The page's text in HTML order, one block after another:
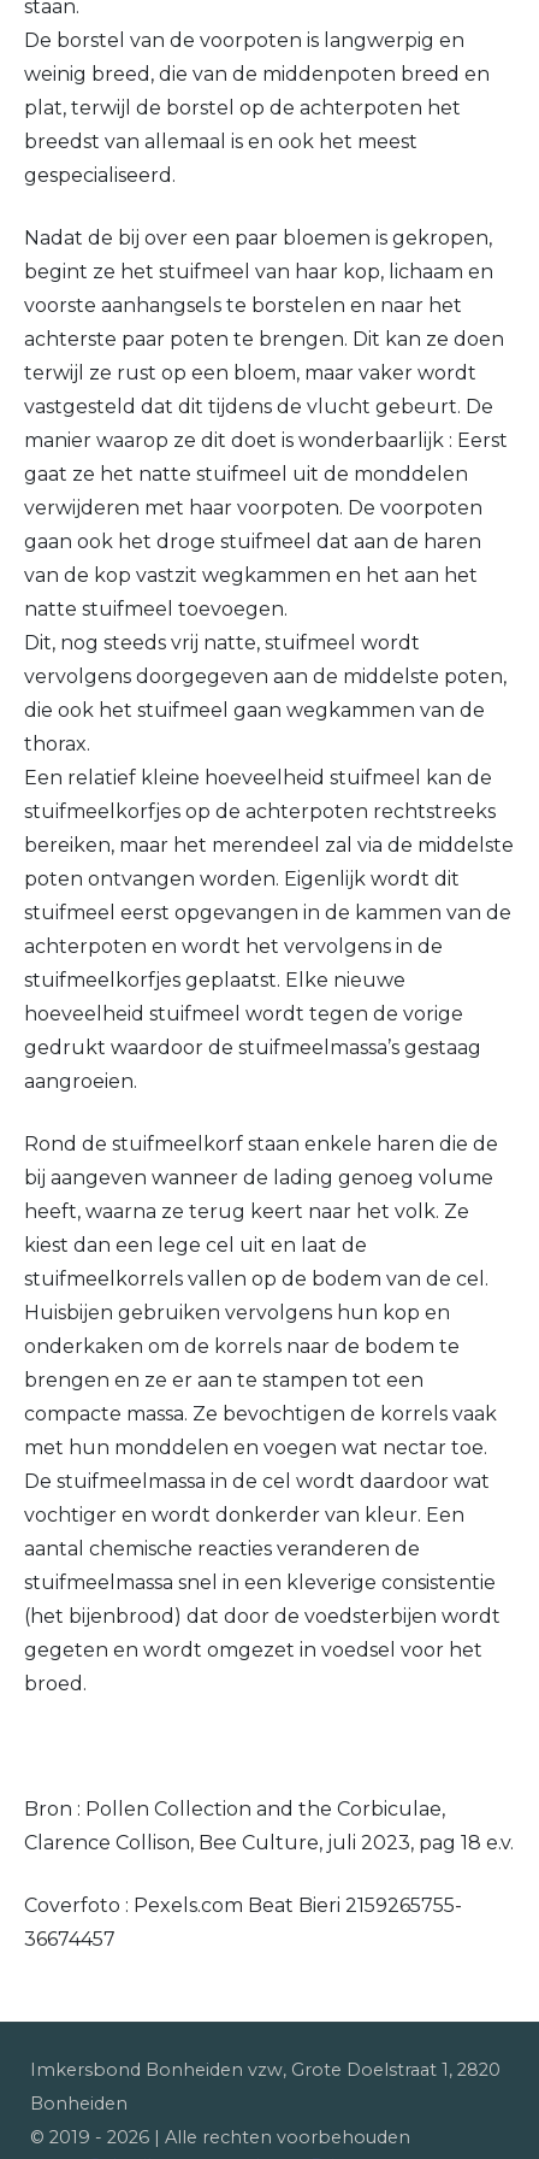
staan.
De borstel van de voorpoten is langwerpig en
weinig breed, die van de middenpoten breed en
plat, terwijl de borstel op de achterpoten het
breedst van allemaal is en ook het meest
gespecialiseerd.
Nadat de bij over een paar bloemen is gekropen,
begint ze het stuifmeel van haar kop, lichaam en
voorste aanhangsels te borstelen en naar het
achterste paar poten te brengen. Dit kan ze doen
terwijl ze rust op een bloem, maar vaker wordt
vastgesteld dat dit tijdens de vlucht gebeurt. De
manier waarop ze dit doet is wonderbaarlijk : Eerst
gaat ze het natte stuifmeel uit de monddelen
verwijderen met haar voorpoten. De voorpoten
gaan ook het droge stuifmeel dat aan de haren
van de kop vastzit wegkammen en het aan het
natte stuifmeel toevoegen.
Dit, nog steeds vrij natte, stuifmeel wordt
vervolgens doorgegeven aan de middelste poten,
die ook het stuifmeel gaan wegkammen van de
thorax.
Een relatief kleine hoeveelheid stuifmeel kan de
stuifmeelkorfjes op de achterpoten rechtstreeks
bereiken, maar het merendeel zal via de middelste
poten ontvangen worden. Eigenlijk wordt dit
stuifmeel eerst opgevangen in de kammen van de
achterpoten en wordt het vervolgens in de
stuifmeelkorfjes geplaatst. Elke nieuwe
hoeveelheid stuifmeel wordt tegen de vorige
gedrukt waardoor de stuifmeelmassa’s gestaag
aangroeien.
Rond de stuifmeelkorf staan enkele haren die de
bij aangeven wanneer de lading genoeg volume
heeft, waarna ze terug keert naar het volk. Ze
kiest dan een lege cel uit en laat de
stuifmeelkorrels vallen op de bodem van de cel.
Huisbijen gebruiken vervolgens hun kop en
onderkaken om de korrels naar de bodem te
brengen en ze er aan te stampen tot een
compacte massa. Ze bevochtigen de korrels vaak
met hun monddelen en voegen wat nectar toe.
De stuifmeelmassa in de cel wordt daardoor wat
vochtiger en wordt donkerder van kleur. Een
aantal chemische reacties veranderen de
stuifmeelmassa snel in een kleverige consistentie
(het bijenbrood) dat door de voedsterbijen wordt
gegeten en wordt omgezet in voedsel voor het
broed.
Bron : Pollen Collection and the Corbiculae,
Clarence Collison, Bee Culture, juli 2023, pag 18 e.v.
Coverfoto : Pexels.com Beat Bieri 2159265755-
36674457
Imkersbond Bonheiden vzw, Grote Doelstraat 1, 2820
Bonheiden
© 2019 - 2026 | Alle rechten voorbehouden